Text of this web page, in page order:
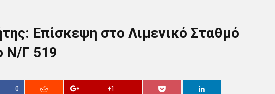
Επίσκεψη στο Λιμενικό Σταθμό
Ν/Γ 519
0 +1